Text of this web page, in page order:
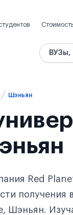
ВУЗы,
Шэньян
Red
получения
Шэньян.